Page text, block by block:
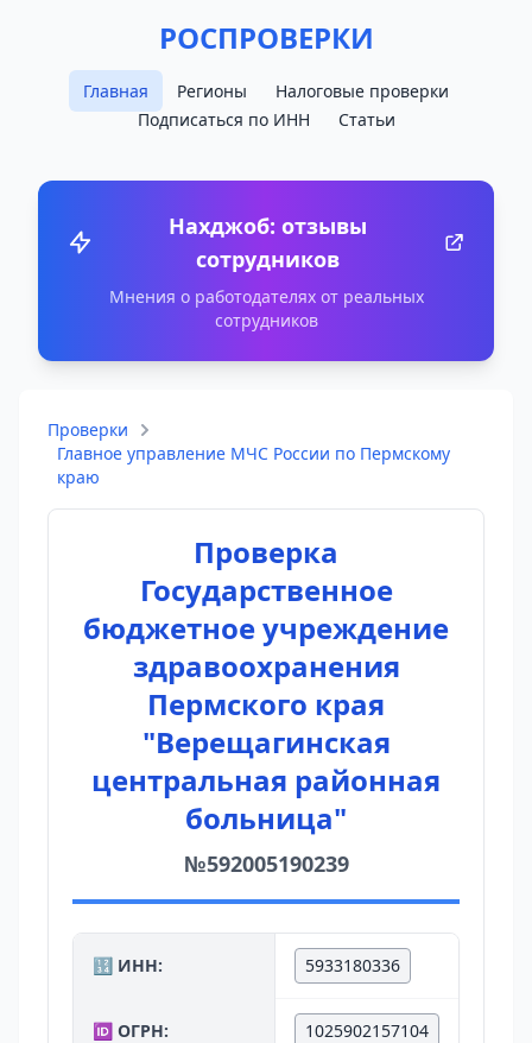
РОСПРОВЕРКИ
Главная Регионы
Налоговые проверки
Подписаться по ИНН
Статьи
Нахджоб: отзывы
сотрудников
Мнения о работодателях от реальных
сотрудников
Проверки
Главное управление МЧС России по Пермскому
краю
Проверка
Государственное
бюджетное учреждение
здравоохранения
Пермского края
"Верещагинская
центральная районная
больница"
№592005190239
🔢 ИНН: 5933180336
🆔 ОГРН: 1025902157104